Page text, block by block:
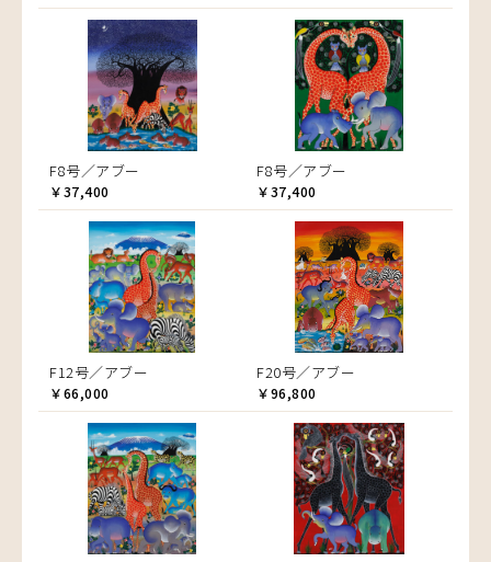
F8号／アブー
￥37,400
F8号／アブー
￥37,400
F12号／アブー
￥66,000
F20号／アブー
￥96,800